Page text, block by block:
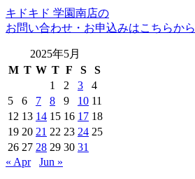
キドキド 学園南店の
お問い合わせ・お申込みはこちらから
2025年5月
M T W T F S
S
1
2 3
4
5
6 7 8 9 10 11
12 13 14 15 16 17 18
19 20 21 22 23 24 25
26 27 28 29 30 31
« Apr
Jun »